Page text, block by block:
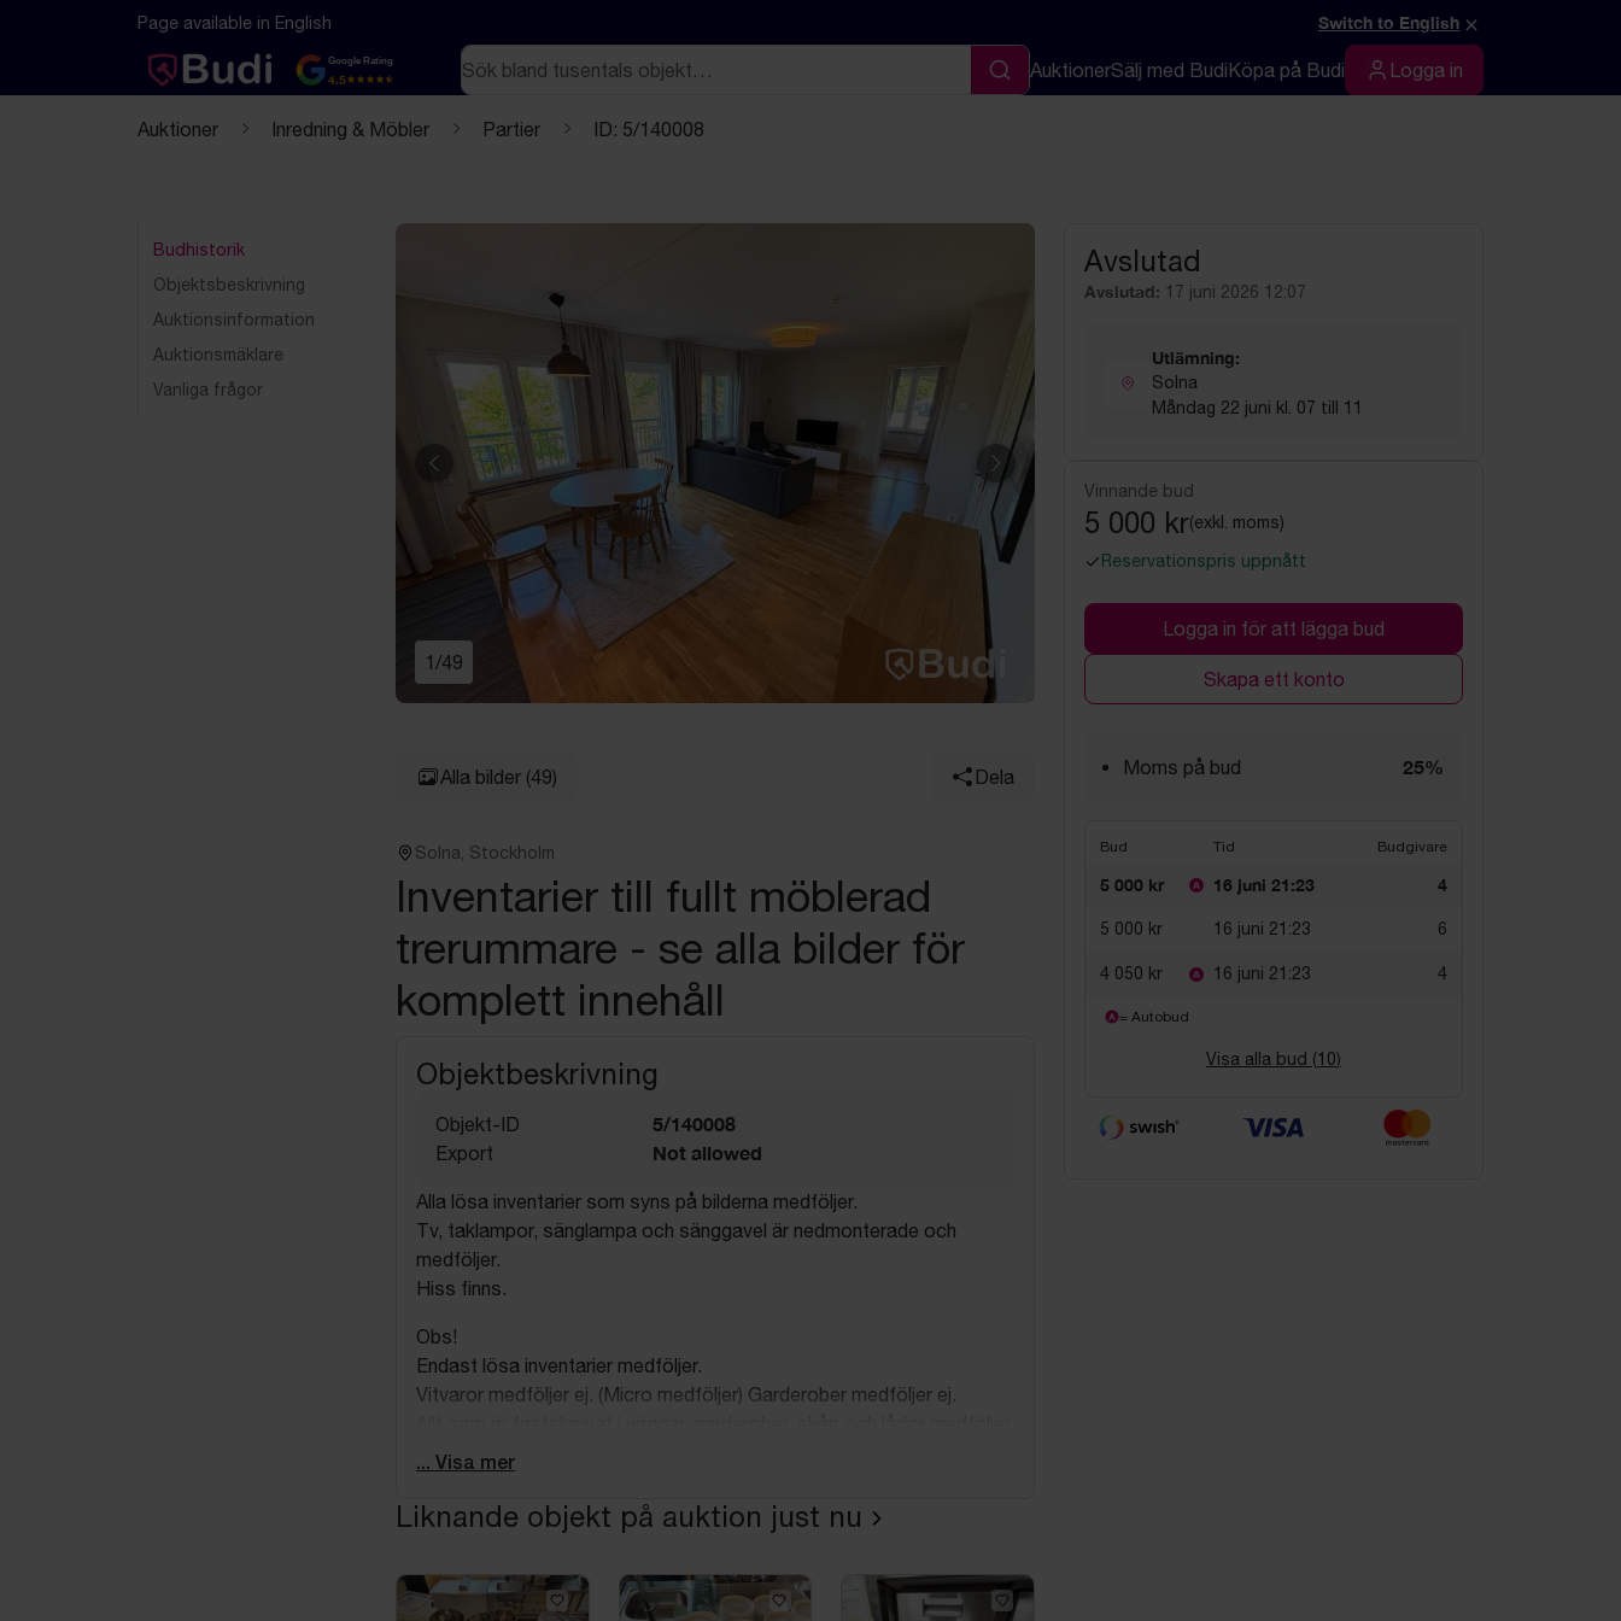
Hoppa till innehåll
Textbaserad (markdown) version av denna sida
Page available in English Switch to English ×
Google Rating
4.5
Sök
Sök
AuktionerSälj med BudiKöpa på Budi Logga in
Logga in
Auktioner Inredning & Möbler Partier ID: 5/140008
Budhistorik
Objektsbeskrivning
Auktionsinformation
Auktionsmäklare
Vanliga frågor
Föregående Nästa
1 /49
Alla bilder (49) Dela
Solna, Stockholm
Inventarier till fullt möblerad
trerummare - se alla bilder för
komplett innehåll
Objektbeskrivning
Objekt-ID 5/140008
Export Not allowed
Alla lösa inventarier som syns på bilderna medföljer.
Tv, taklampor, sänglampa och sänggavel är nedmonterade och
medföljer.
Hiss finns.
Obs!
Endast lösa inventarier medföljer.
Vitvaror medföljer ej. (Micro medföljer) Garderober medföljer ej.
Köparen ansvarar för att samtliga inventarier tas bort.
Vid kvarlämnande av objekt kommer en hanteringskostnad att tas ut.
Nedan följer info om mått på de större möblerna:
... Visa mer
Liknande objekt på auktion just nu
Avslutad
Avslutad: 17 juni 2026 12:07
Utlämning:
Solna
Måndag 22 juni kl. 07 till 11
Vinnande bud
5 000 kr(exkl. moms)
Reservationspris uppnått
Logga in för att lägga bud
Skapa ett konto
Moms på bud 25%
Bud Tid Budgivare
5 000 kr 16 juni 21:23 4
5 000 kr 16 juni 21:23 6
4 050 kr 16 juni 21:23 4
= Autobud
Visa alla bud (10)